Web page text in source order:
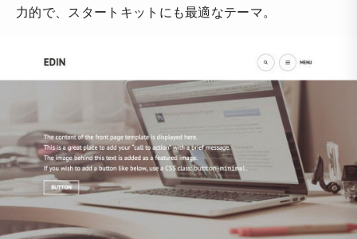
力的で、スタートキットにも最適なテーマ。